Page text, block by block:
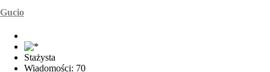
Gucio
Stażysta
Wiadomości: 70